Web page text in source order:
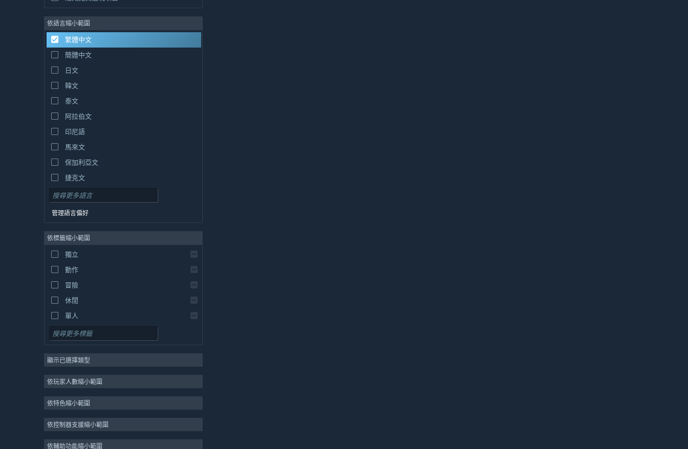
依語言縮小範圍
繁體中文
簡體中文
日文
韓文
泰文
阿拉伯文
印尼語
馬來文
保加利亞文
捷克文
丹麥文
德文
西班牙文 - 西班牙
西班牙文 - 拉丁美洲
希臘文
管理語言偏好
依標籤縮小範圍
獨立
動作
冒險
休閒
單人
模擬
策略
2D
3D
免費遊玩
顯示已選擇類型
依玩家人數縮小範圍
依特色縮小範圍
依控制器支援縮小範圍
依輔助功能縮小範圍